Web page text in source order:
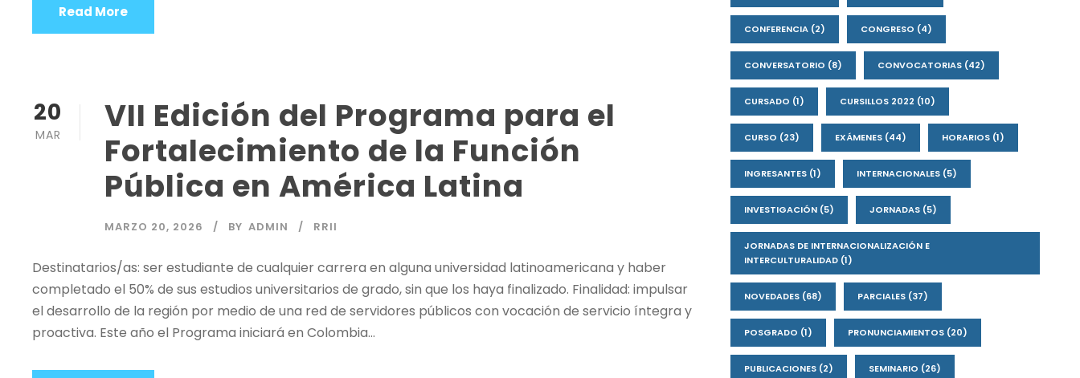
Read More
20
MAR
VII Edición del Programa para el
Fortalecimiento de la Función
Pública en América Latina
MARZO 20, 2026 BY ADMIN RRII
Destinatarios/as: ser estudiante de cualquier carrera en alguna universidad latinoamericana y haber
completado el 50% de sus estudios universitarios de grado, sin que los haya finalizado. Finalidad: impulsar
el desarrollo de la región por medio de una red de servidores públicos con vocación de servicio íntegra y
proactiva. Este año el Programa iniciará en Colombia...
CONFERENCIA (2) CONGRESO (4)
CONVERSATORIO (8) CONVOCATORIAS (42)
CURSADO (1) CURSILLOS 2022 (10)
CURSO (23) EXÁMENES (44) HORARIOS (1)
INGRESANTES (1) INTERNACIONALES (5)
INVESTIGACIÓN (5) JORNADAS (5)
JORNADAS DE INTERNACIONALIZACIÓN E
INTERCULTURALIDAD (1)
NOVEDADES (68) PARCIALES (37)
POSGRADO (1) PRONUNCIAMIENTOS (20)
PUBLICACIONES (2) SEMINARIO (26)